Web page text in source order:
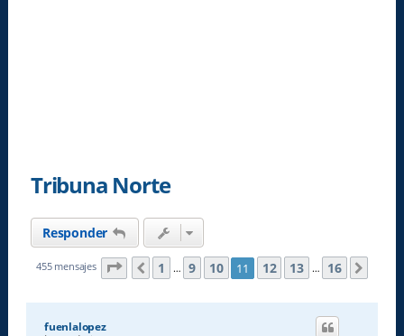
Tribuna Norte
Responder
455 mensajes Página 11 de 16
Anterior
1 … 9 10 11 12 13 … 16
fuenlalopez